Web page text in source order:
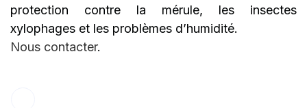
protection contre la mérule, les insectes
xylophages et les problèmes d’humidité.
Nous contacter.